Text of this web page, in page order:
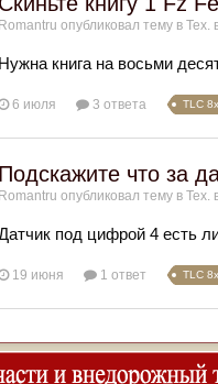
Romantru опубликовал тему в Тех.
Нужна книга на восьми
6 июля 3 ответа TLC 8x
Подскажите что за
Romantru опубликовал тему в Тех.
под цифрой 4 есть
19 июня 1 ответ TLC 8x